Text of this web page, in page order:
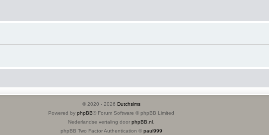
© 2020 - 2026 Dutchsims
Powered by phpBB® Forum Software © phpBB Limited
Nederlandse vertaling door phpBB.nl
phpBB Two Factor Authentication © paul999